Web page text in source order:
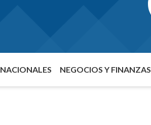
NACIONALES NEGOCIOS Y FINANZAS